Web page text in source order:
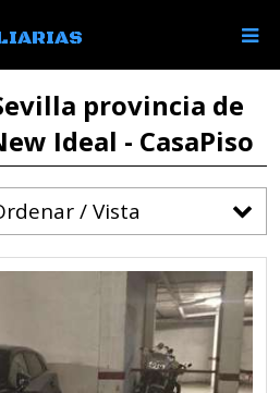
provincia de
Ideal - CasaPiso
/ Vista